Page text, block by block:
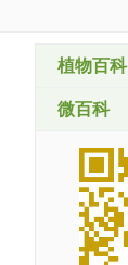
植物百科
微百科